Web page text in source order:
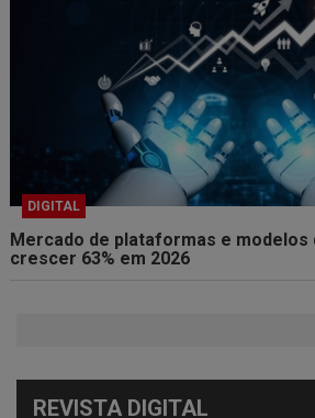
DIGITAL
Mercado de plataformas e modelos
crescer 63% em 2026
REVISTA DIGITAL